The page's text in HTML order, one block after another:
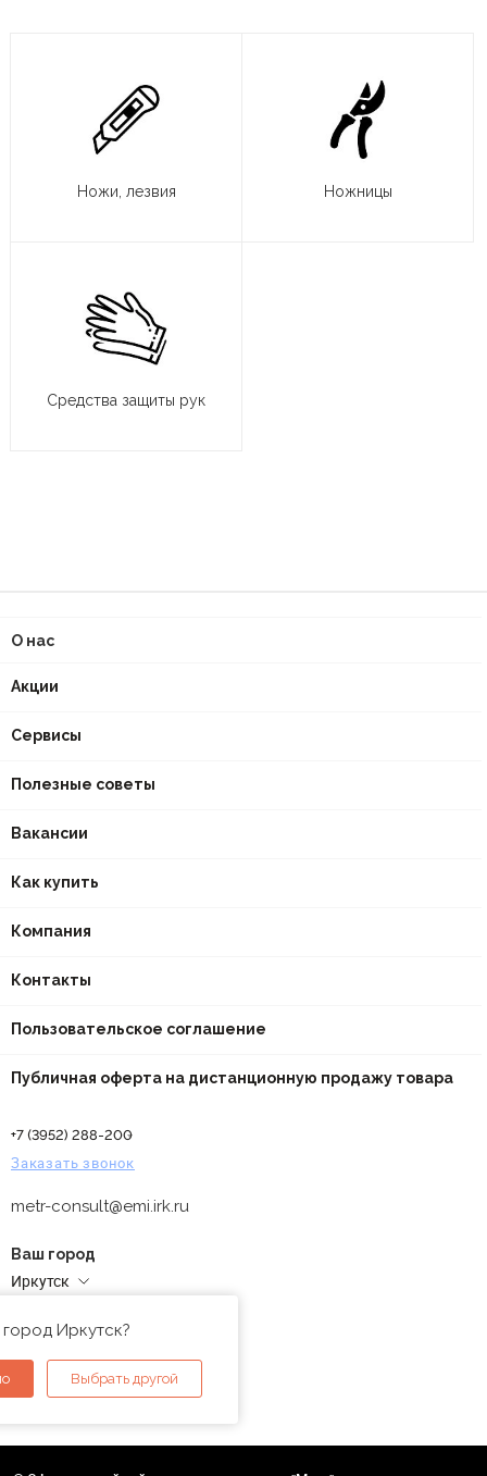
Ножи, лезвия Ножницы
Средства защиты рук
О нас
Акции
Сервисы
Полезные советы
Вакансии
Как купить
Компания
Контакты
Пользовательское соглашение
Публичная оферта на дистанционную продажу товара
+7 (3952) 288-200
Заказать звонок
metr-consult@emi.irk.ru
Ваш город
Иркутск
Иркутск?
Выбрать другой